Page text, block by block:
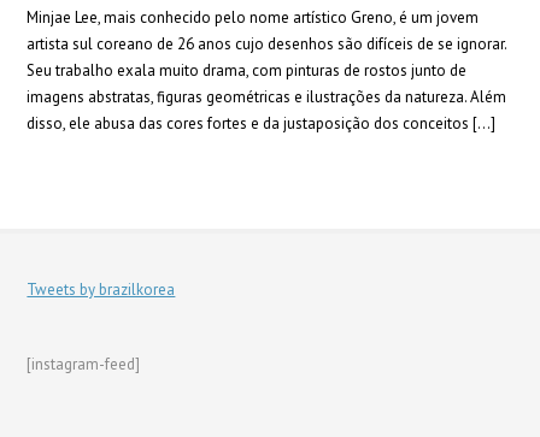
Minjae Lee, mais conhecido pelo nome artístico Greno, é um jovem
artista sul coreano de 26 anos cujo desenhos são difíceis de se ignorar.
Seu trabalho exala muito drama, com pinturas de rostos junto de
imagens abstratas, figuras geométricas e ilustrações da natureza. Além
disso, ele abusa das cores fortes e da justaposição dos conceitos […]
Tweets by brazilkorea
[instagram-feed]